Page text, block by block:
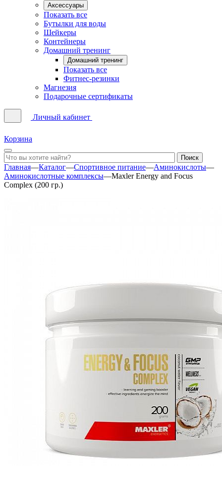
Аксессуары
Показать все
Бутылки для воды
Шейкеры
Контейнеры
Домашний тренинг
Домашний тренинг
Показать все
Фитнес-резинки
Магнезия
Подарочные сертификаты
Личный кабинет
Корзина
Главная—Каталог—Спортивное питание—Аминокислоты—
Аминокислотные комплексы—Maxler Energy and Focus
Complex (200 гр.)